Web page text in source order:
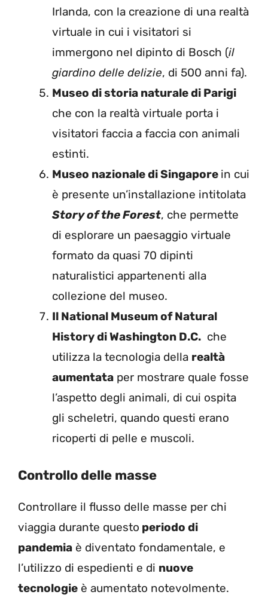
Irlanda, con la creazione di una realtà
virtuale in cui i visitatori si
immergono nel dipinto di Bosch (il
giardino delle delizie, di 500 anni fa).
Museo di storia naturale di Parigi
che con la realtà virtuale porta i
visitatori faccia a faccia con animali
estinti.
Museo nazionale di Singapore in cui
è presente un’installazione intitolata
Story of the Forest, che permette
di esplorare un paesaggio virtuale
formato da quasi 70 dipinti
naturalistici appartenenti alla
collezione del museo.
Il National Museum of Natural
History di Washington D.C. che
utilizza la tecnologia della realtà
aumentata per mostrare quale fosse
l’aspetto degli animali, di cui ospita
gli scheletri, quando questi erano
ricoperti di pelle e muscoli.
Controllo delle masse
Controllare il flusso delle masse per chi
viaggia durante questo periodo di
pandemia è diventato fondamentale, e
l’utilizzo di espedienti e di nuove
tecnologie è aumentato notevolmente.